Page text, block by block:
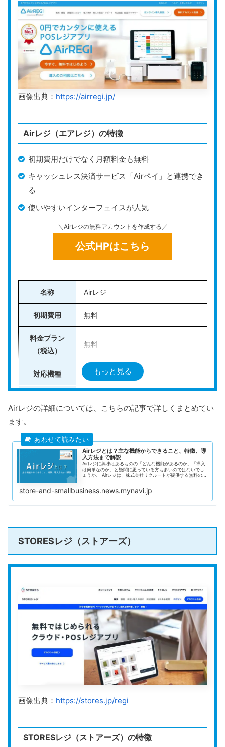
顧客管理（有料プラン）
免税対応（有料プラン）
軽減税率対応
キャッシュレス対応
運営会社 株式会社 スマレジ
公式HP https://smaregi.jp/
スマレジは幅広い業種に対応し、シンプルで使いやすい
操作が特徴のPOSレジです。スタンダードプランは月額
無料で、1店舗のみの利用に制限されますが、
レジ機能を無料で活用できます。
主な機能として、商品登録、在庫管理、売上管理などが
あり、バーコードリーダーやレシートプリンターがなく
ても、iOS端末のカメラを使ってバーコードを読み取っ
たり、タッチ操作で商品を販売することも可能です。
また、会計ソフトやECサイトとの連携も可
ンやオプションが充実。店舗の成長に合わ
せてシステムを拡張できるため、新しくお
店をスタートされる方や、初めてPOSレジ
資料ダウンロード、オンライン相談、ショールームでの
といった検討段階でのサポートも充実しています。
＼ショールーム見学も可能／
無料相談はこちら
＼まずは無料で資料を確認／
資料請求はこちら
画像出典： https://airregi.jp/
Airレジ（エアレジ）の特徴
初期費用だけでなく月額料金も無料
キャッシュレス決済サービス「Airペイ」と連携でき
る
使いやすいインターフェイスが人気
＼Airレジの無料アカウントを作成する／
公式HPはこちら
名称 Airレジ
初期費用 無料
料金プラン
（税込）
無料
対応機種 iOS（iPad・iPhone・iPod touch）
レジ機能
売上分析
在庫管理
顧客管理
軽減税率対応
公式HP https://airregi.jp/
スクロールできます
Airレジ（エアレジ）は、初期費用も月額費用も無料で
利用できるPOSレジアプリです。基本的なレジ機能に加
えて、売上管理や顧客管理、分析機能など、飲食店向け
の機能も充実しており、店舗の経営をしっかりサポート
ドやQRコード決済など、様々なキャッシュレス決済に
対応可能です。Airペイを使って幅広い決済方法を導入
もっと見る
Airレジの詳細については、こちらの記事で詳しくまとめてい
ます。
Airレジとは？主な機能からできること、特徴、導
入方法まで解説
Airレジに興味はあるものの「どんな機能があるのか」「導入
は簡単なのか」と疑問に思っている方も多いのではないでし
ょうか。 Airレジは、株式会社リクルートが提供する無料のP
理や顧客管理、会計処理などの機能を備えており、幅広い業
を抑えたPOSレジを導入したい方にとって、Airレジは有力な
store-and-smallbusiness.news.mynavi.jp
STORESレジ（ストアーズ）
画像出典： https://stores.jp/regi
STORESレジ（ストアーズ）の特徴